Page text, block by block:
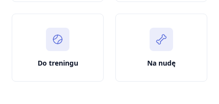
Do treningu Na nudę